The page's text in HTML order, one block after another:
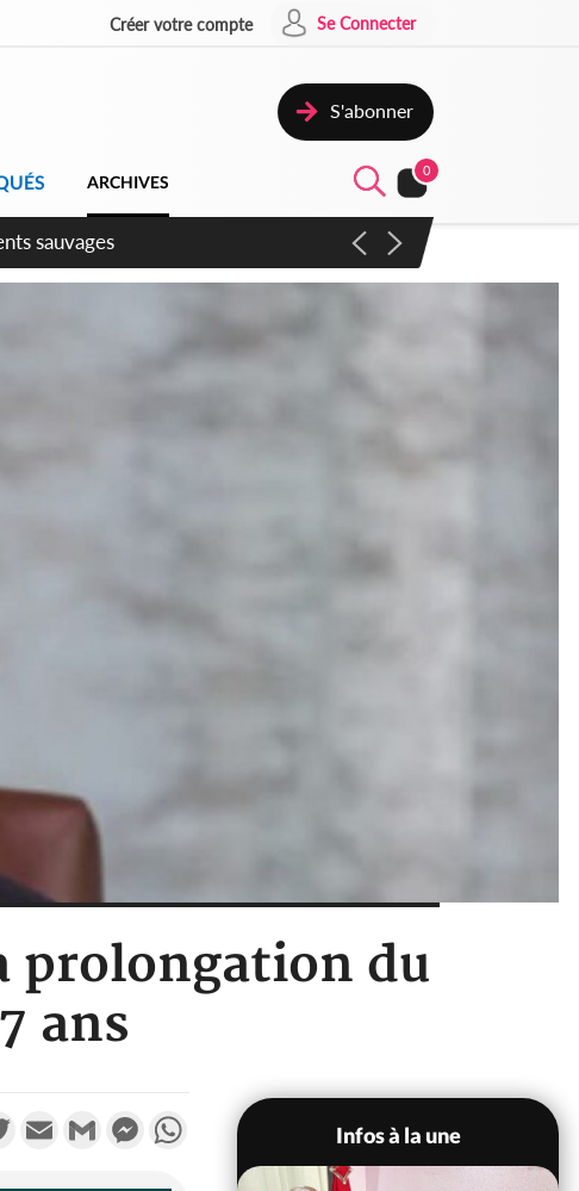
Créer votre compte Se Connecter
S'abonner
ARCHIVES
0
prolongation du
ans
TwitterEmail Gmail MessengerWhatsApp
Infos à la une